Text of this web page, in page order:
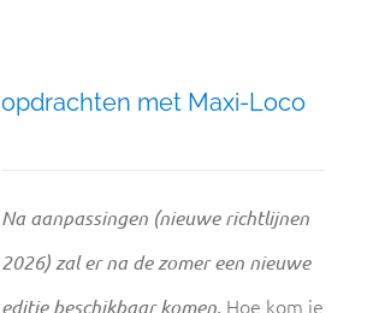
opdrachten met Maxi-Loco
Na aanpassingen (nieuwe richtlijnen
2026) zal er na de zomer een nieuwe
editie beschikbaar komen. Hoe kom je